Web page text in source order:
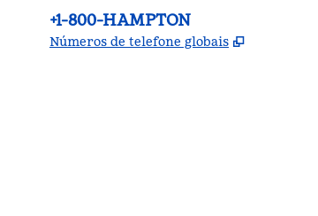
Telefone:
+1-800-HAMPTON
Números de telefone globais ,